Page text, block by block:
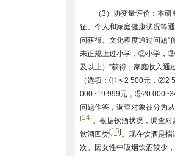
（3）协变量评价：本
征、个人和家庭健康状况等
问获得。文化程度通过问题
未正规上过小学，②小学，
及以上）”获得；家庭收入通
（选项：① < 2 500元，②2
000~19 999元，⑤20
问题作答，调查对象被分为
[14]。根据饮酒状况，调查
饮酒四类[15]。现在饮酒是
次。因女性中吸烟饮酒较少